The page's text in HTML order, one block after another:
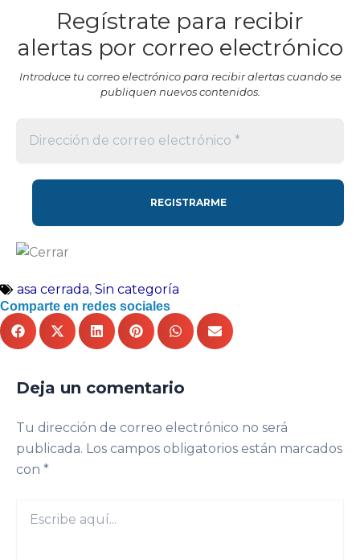
Regístrate para recibir
alertas por correo electrónico
Introduce tu correo electrónico para recibir alertas cuando se
publiquen nuevos contenidos.
asa cerrada, Sin categoría
Comparte en redes sociales
Deja un comentario
Tu dirección de correo electrónico no será
publicada. Los campos obligatorios están marcados
con *
aquí...